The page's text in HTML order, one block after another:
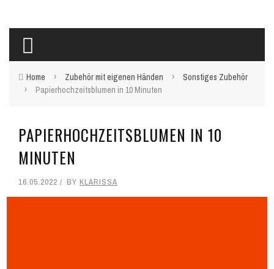
Home › Zubehör mit eigenen Händen › Sonstiges Zubehör
› Papierhochzeitsblumen in 10 Minuten
PAPIERHOCHZEITSBLUMEN IN 10
MINUTEN
16.05.2022 BY KLARISSA